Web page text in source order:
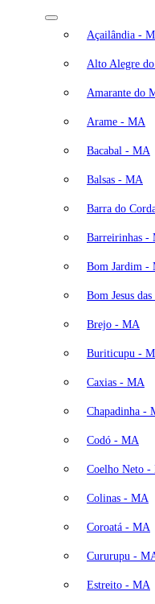
Açailândia -
Alto Alegre
Amarante do
Arame - MA
Bacabal - MA
Balsas - MA
Barra do
Barreirinhas -
Bom Jardim -
Bom Jesus
Brejo - MA
Buriticupu -
Caxias - MA
Chapadinha -
Codó - MA
Coelho Neto -
Colinas - MA
Coroatá - MA
Cururupu -
Estreito - MA